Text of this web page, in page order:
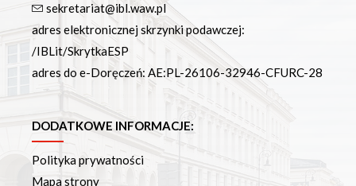
sekretariat@ibl.waw.pl
adres elektronicznej skrzynki podawczej:
/IBLit/SkrytkaESP
adres do e-Doręczeń: AE:PL-26106-32946-CFURC-28
DODATKOWE INFORMACJE:
Polityka prywatności
Mapa strony